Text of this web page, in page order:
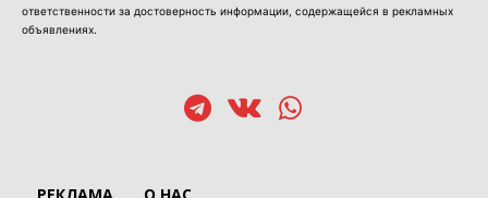
ответственности за достоверность информации, содержащейся в рекламных
объявлениях.